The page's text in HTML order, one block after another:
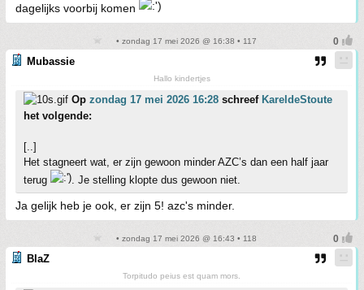
dagelijks voorbij komen
• zondag 17 mei 2026 @ 16:38 • 117
Mubassie
Hallo kindertjes
Op zondag 17 mei 2026 16:28 schreef KareldeStoute
het volgende:
[..]
Het stagneert wat, er zijn gewoon minder AZC’s dan een half jaar
terug
. Je stelling klopte dus gewoon niet.
Ja gelijk heb je ook, er zijn 5! azc's minder.
• zondag 17 mei 2026 @ 16:43 • 118
BlaZ
Torpitudo peius est quam mors.